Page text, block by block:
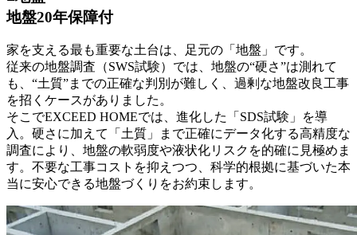
地盤20年保障付
家を支える最も重要な土台は、足元の「地盤」です。
従来の地盤調査（SWS試験）では、地盤の“硬さ”は測れて
も、“土質”までの正確な判別が難しく、過剰な地盤改良工事
を招くケースがありました。
そこでEXCEED HOMEでは、進化した
「SDS試験」を導
入。 硬さに加えて「土質」まで正確にデータ化する高精度な
調査により、 地盤の軟弱度や液状化リスクを的確に見極めま
す。 不要な工事コストを抑えつつ、 科学的根拠に基づいた本
当に安心できる地盤づくり をお約束します。